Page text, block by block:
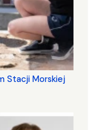
Stacji Morskiej